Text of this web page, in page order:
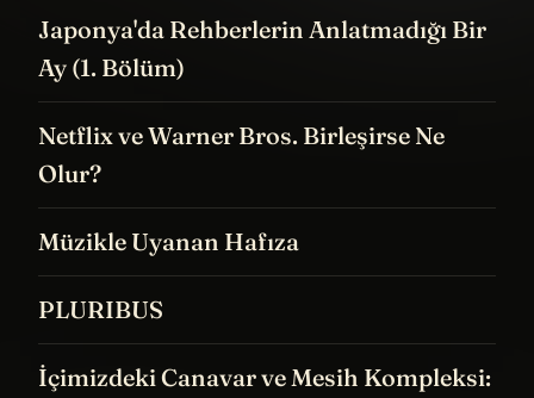
Japonya'da Rehberlerin Anlatmadığı Bir
Ay (1. Bölüm)
Netflix ve Warner Bros. Birleşirse Ne
Olur?
Müzikle Uyanan Hafıza
PLURIBUS
İçimizdeki Canavar ve Mesih Kompleksi: